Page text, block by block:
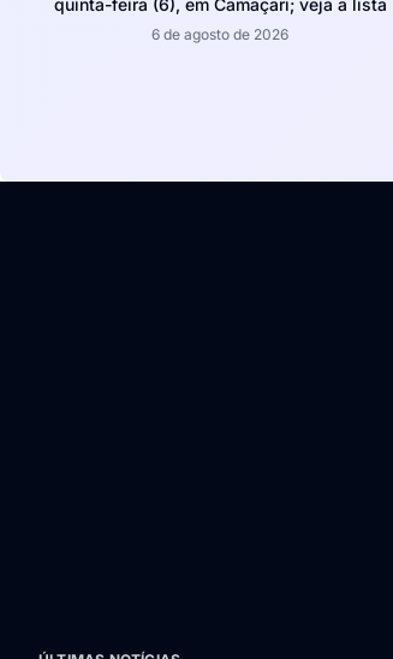
quinta-feira (6), em Camaçari; veja a lista
6 de agosto de 2026